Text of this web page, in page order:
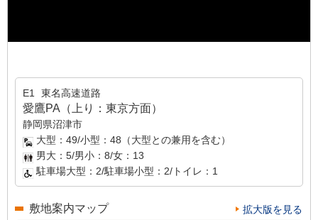
E1 東名高速道路
愛鷹PA（上り：東京方面）
静岡県沼津市
大型：49/小型：48（大型との兼用を含む）
男大：5/男小：8/女：13
駐車場大型：2/駐車場小型：2/トイレ：1
敷地案内マップ 拡大版を見る